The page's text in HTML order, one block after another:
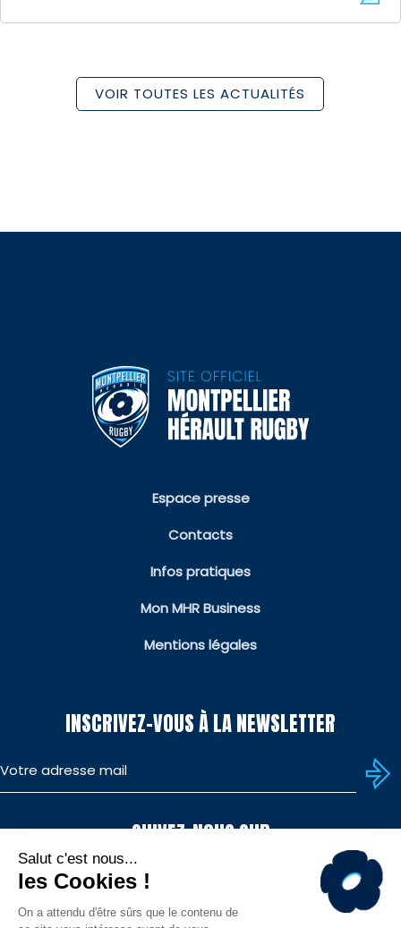
VOIR TOUTES LES ACTUALITÉS
Espace presse
Contacts
Infos pratiques
Mon MHR Business
Mentions légales
INSCRIVEZ-VOUS À LA NEWSLETTER
SUIVEZ-NOUS SUR